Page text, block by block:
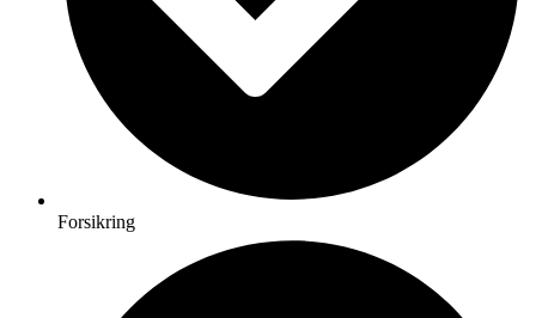
Forsikring